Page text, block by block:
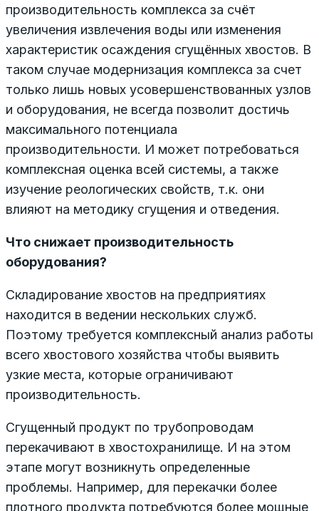
производительность комплекса за счёт
увеличения извлечения воды или изменения
характеристик осаждения сгущённых хвостов. В
таком случае модернизация комплекса за счет
только лишь новых усовершенствованных узлов
и оборудования, не всегда позволит достичь
максимального потенциала
производительности. И может потребоваться
комплексная оценка всей системы, а также
изучение реологических свойств, т.к. они
влияют на методику сгущения и отведения.
Что снижает производительность
оборудования?
Складирование хвостов на предприятиях
находится в ведении нескольких служб.
Поэтому требуется комплексный анализ работы
всего хвостового хозяйства чтобы выявить
узкие места, которые ограничивают
производительность.
Сгущенный продукт по трубопроводам
перекачивают в хвостохранилище. И на этом
этапе могут возникнуть определенные
проблемы. Например, для перекачки более
плотного продукта потребуются более мощные